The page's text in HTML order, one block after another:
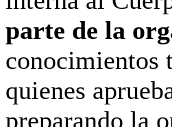
parte de la
conocimientos
quienes
preparando la